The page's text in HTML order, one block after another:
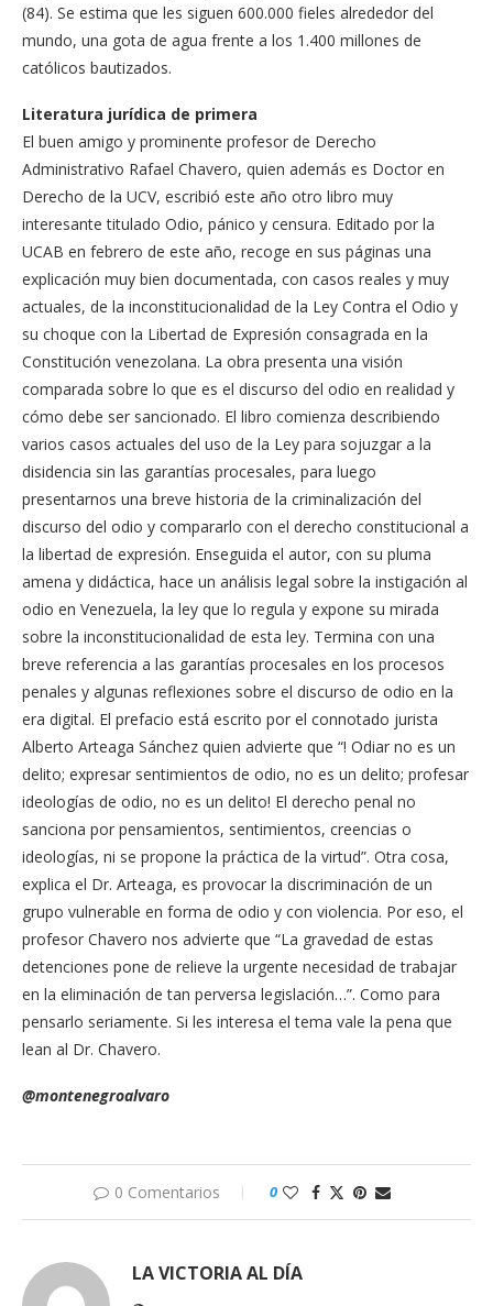
(84). Se estima que les siguen 600.000 fieles alrededor del
mundo, una gota de agua frente a los 1.400 millones de
católicos bautizados.
Literatura jurídica de primera
El buen amigo y prominente profesor de Derecho
Administrativo Rafael Chavero, quien además es Doctor en
Derecho de la UCV, escribió este año otro libro muy
interesante titulado Odio, pánico y censura. Editado por la
UCAB en febrero de este año, recoge en sus páginas una
explicación muy bien documentada, con casos reales y muy
actuales, de la inconstitucionalidad de la Ley Contra el Odio y
su choque con la Libertad de Expresión consagrada en la
Constitución venezolana. La obra presenta una visión
comparada sobre lo que es el discurso del odio en realidad y
cómo debe ser sancionado. El libro comienza describiendo
varios casos actuales del uso de la Ley para sojuzgar a la
disidencia sin las garantías procesales, para luego
presentarnos una breve historia de la criminalización del
discurso del odio y compararlo con el derecho constitucional a
la libertad de expresión. Enseguida el autor, con su pluma
amena y didáctica, hace un análisis legal sobre la instigación al
odio en Venezuela, la ley que lo regula y expone su mirada
sobre la inconstitucionalidad de esta ley. Termina con una
breve referencia a las garantías procesales en los procesos
penales y algunas reflexiones sobre el discurso de odio en la
era digital. El prefacio está escrito por el connotado jurista
Alberto Arteaga Sánchez quien advierte que “! Odiar no es un
delito; expresar sentimientos de odio, no es un delito; profesar
ideologías de odio, no es un delito! El derecho penal no
sanciona por pensamientos, sentimientos, creencias o
ideologías, ni se propone la práctica de la virtud”. Otra cosa,
explica el Dr. Arteaga, es provocar la discriminación de un
grupo vulnerable en forma de odio y con violencia. Por eso, el
profesor Chavero nos advierte que “La gravedad de estas
detenciones pone de relieve la urgente necesidad de trabajar
en la eliminación de tan perversa legislación…”. Como para
pensarlo seriamente. Si les interesa el tema vale la pena que
lean al Dr. Chavero.
@montenegroalvaro
0 Comentarios 0
LA VICTORIA AL DÍA